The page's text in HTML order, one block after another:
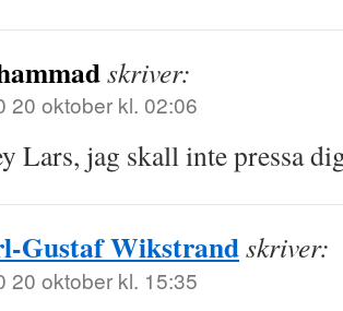
skriver:
20 oktober kl. 02:06
Lars, jag skall inte pressa
Gustaf Wikstrandskriver:
20 oktober kl. 15:35